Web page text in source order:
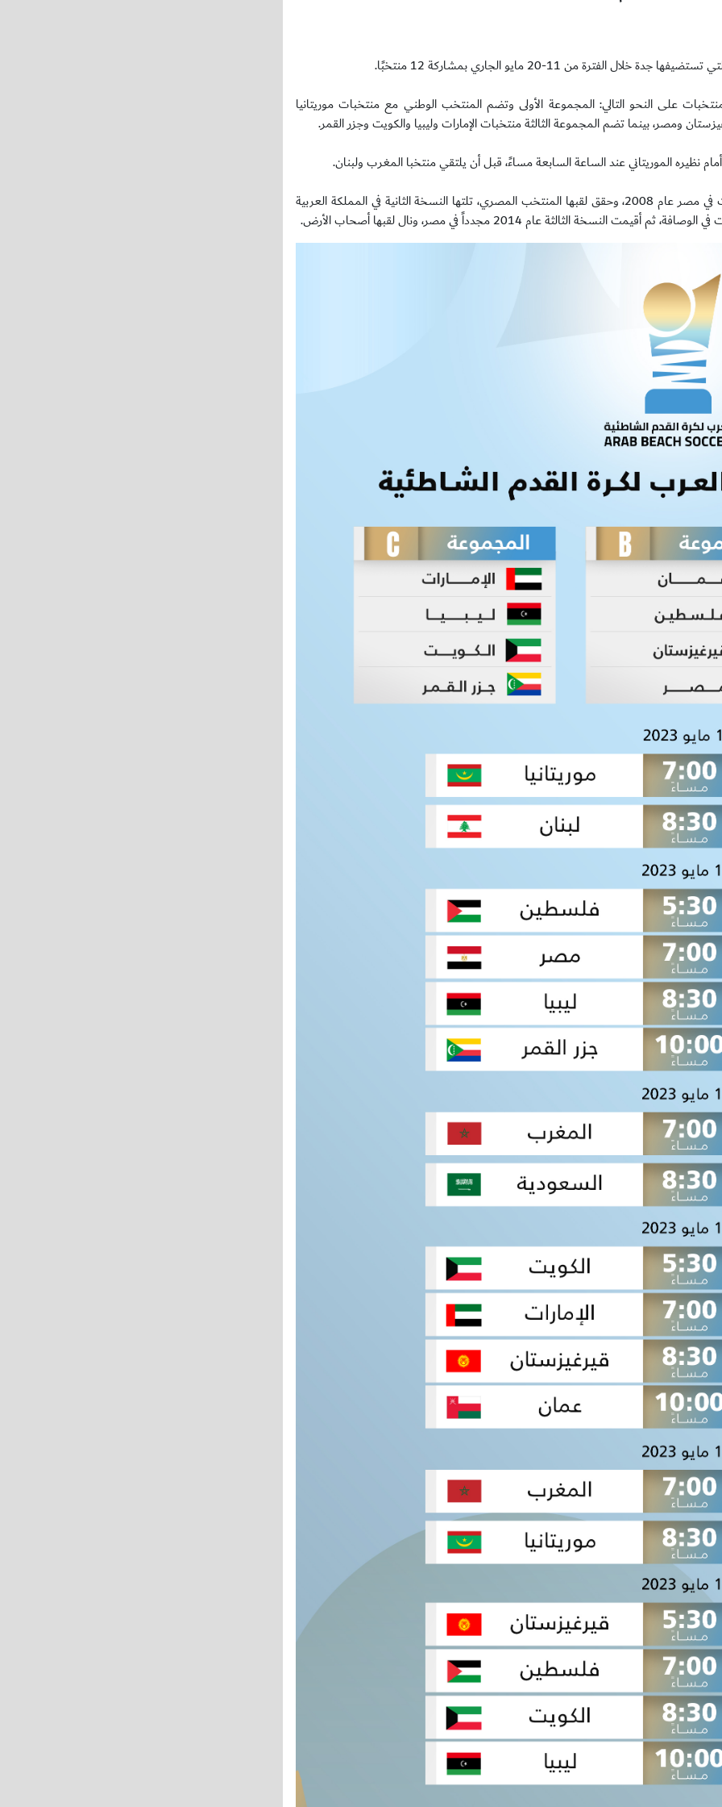
من 11-20 مايو الجاري بمشاركة 12 منتخبًا.
على النحو التالي: المجموعة الأولى وتضم المنتخب الوطني مع منتخبات موريتانيا
ومصر، بينما تضم المجموعة الثالثة منتخبات الإمارات وليبيا والكويت وجزر القمر.
نظيره الموريتاني عند الساعة السابعة مساءً، قبل أن يلتقي منتخبا المغرب ولبنان.
يذكر أن النسخة الأولى من بطولة كأس العرب لكرة القدم الشاطئية، أقيمت في مصر عام 2008، وحقق لقبها المنتخب المصري، تلتها النسخة الثانية في المملكة العربية